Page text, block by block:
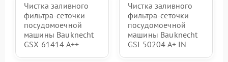
Чистка заливного
фильтра-сеточки
посудомоечной
машины Bauknecht
GSX 61414 A++
Чистка заливного
фильтра-сеточки
посудомоечной
машины Bauknecht
GSI 50204 A+ IN